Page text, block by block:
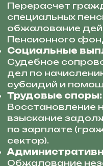
Перерасчет
специальных
обжалование
Пенсионного
Социальные
Судебное
дел по
субсидий и
Трудовые споры:
Восстановление
взыскание
по зарплате
сектор).
Обжалование